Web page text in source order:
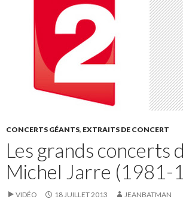
CONCERTS GÉANTS, EXTRAITS DE CONCERT
Les grands concerts
Michel Jarre (1981-
VIDÉO 18 JUILLET 2013 JEANBATMAN